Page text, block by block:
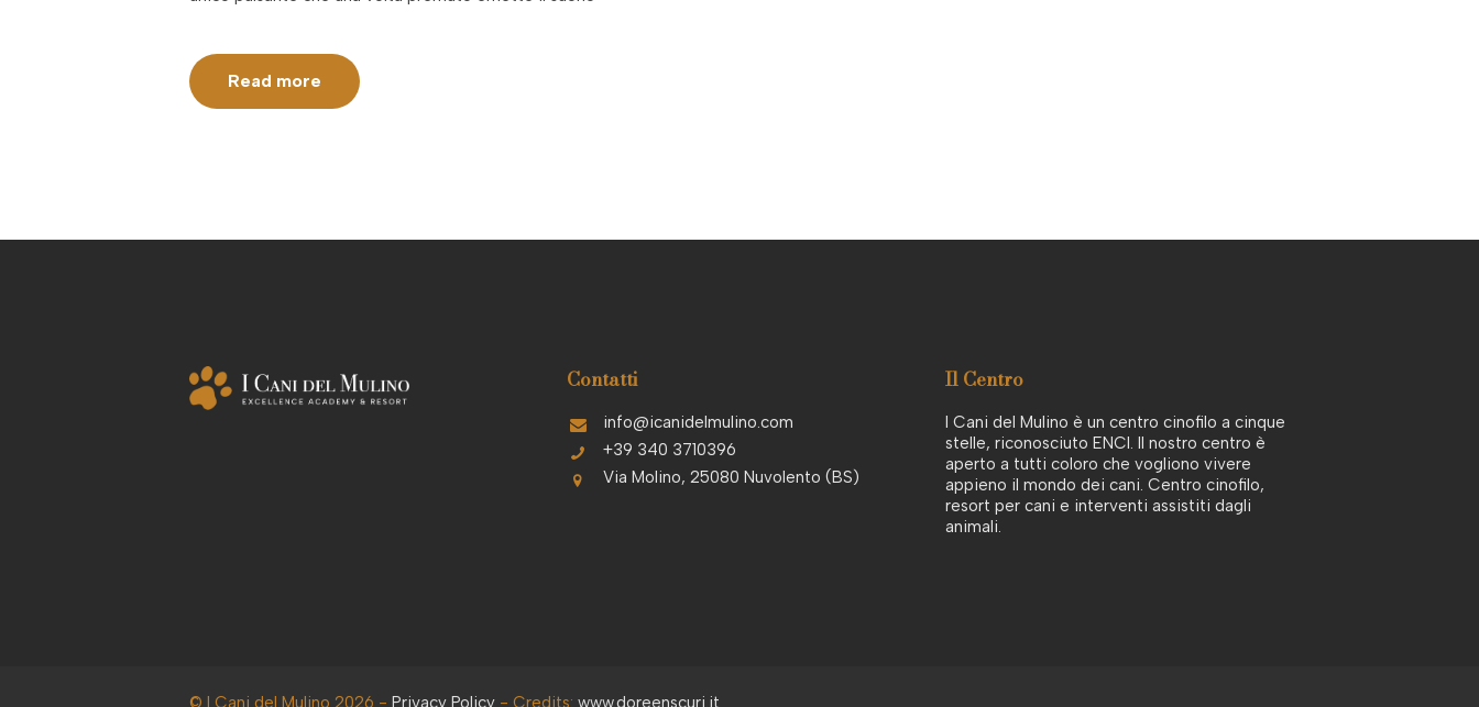
Read more
Contatti
info@icanidelmulino.com
+39 340 3710396
Via Molino, 25080 Nuvolento (BS)
Il Centro
I Cani del Mulino è un centro cinofilo a cinque
stelle, riconosciuto ENCI. Il nostro centro è
aperto a tutti coloro che vogliono vivere
appieno il mondo dei cani. Centro cinofilo,
resort per cani e interventi assistiti dagli
animali.
© I Cani del Mulino 2026 - Privacy Policy - Credits: www.doreenscuri.it